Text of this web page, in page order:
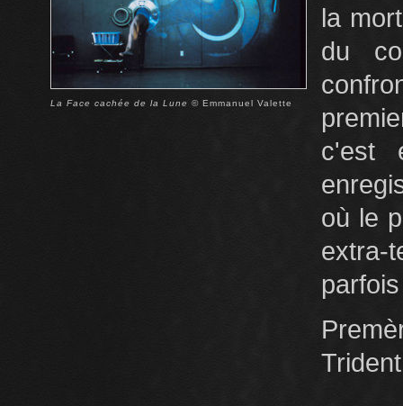
La Face cachée de la Lune © Emmanuel Valette
la
du
c'est
où le